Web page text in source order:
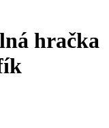
hračka